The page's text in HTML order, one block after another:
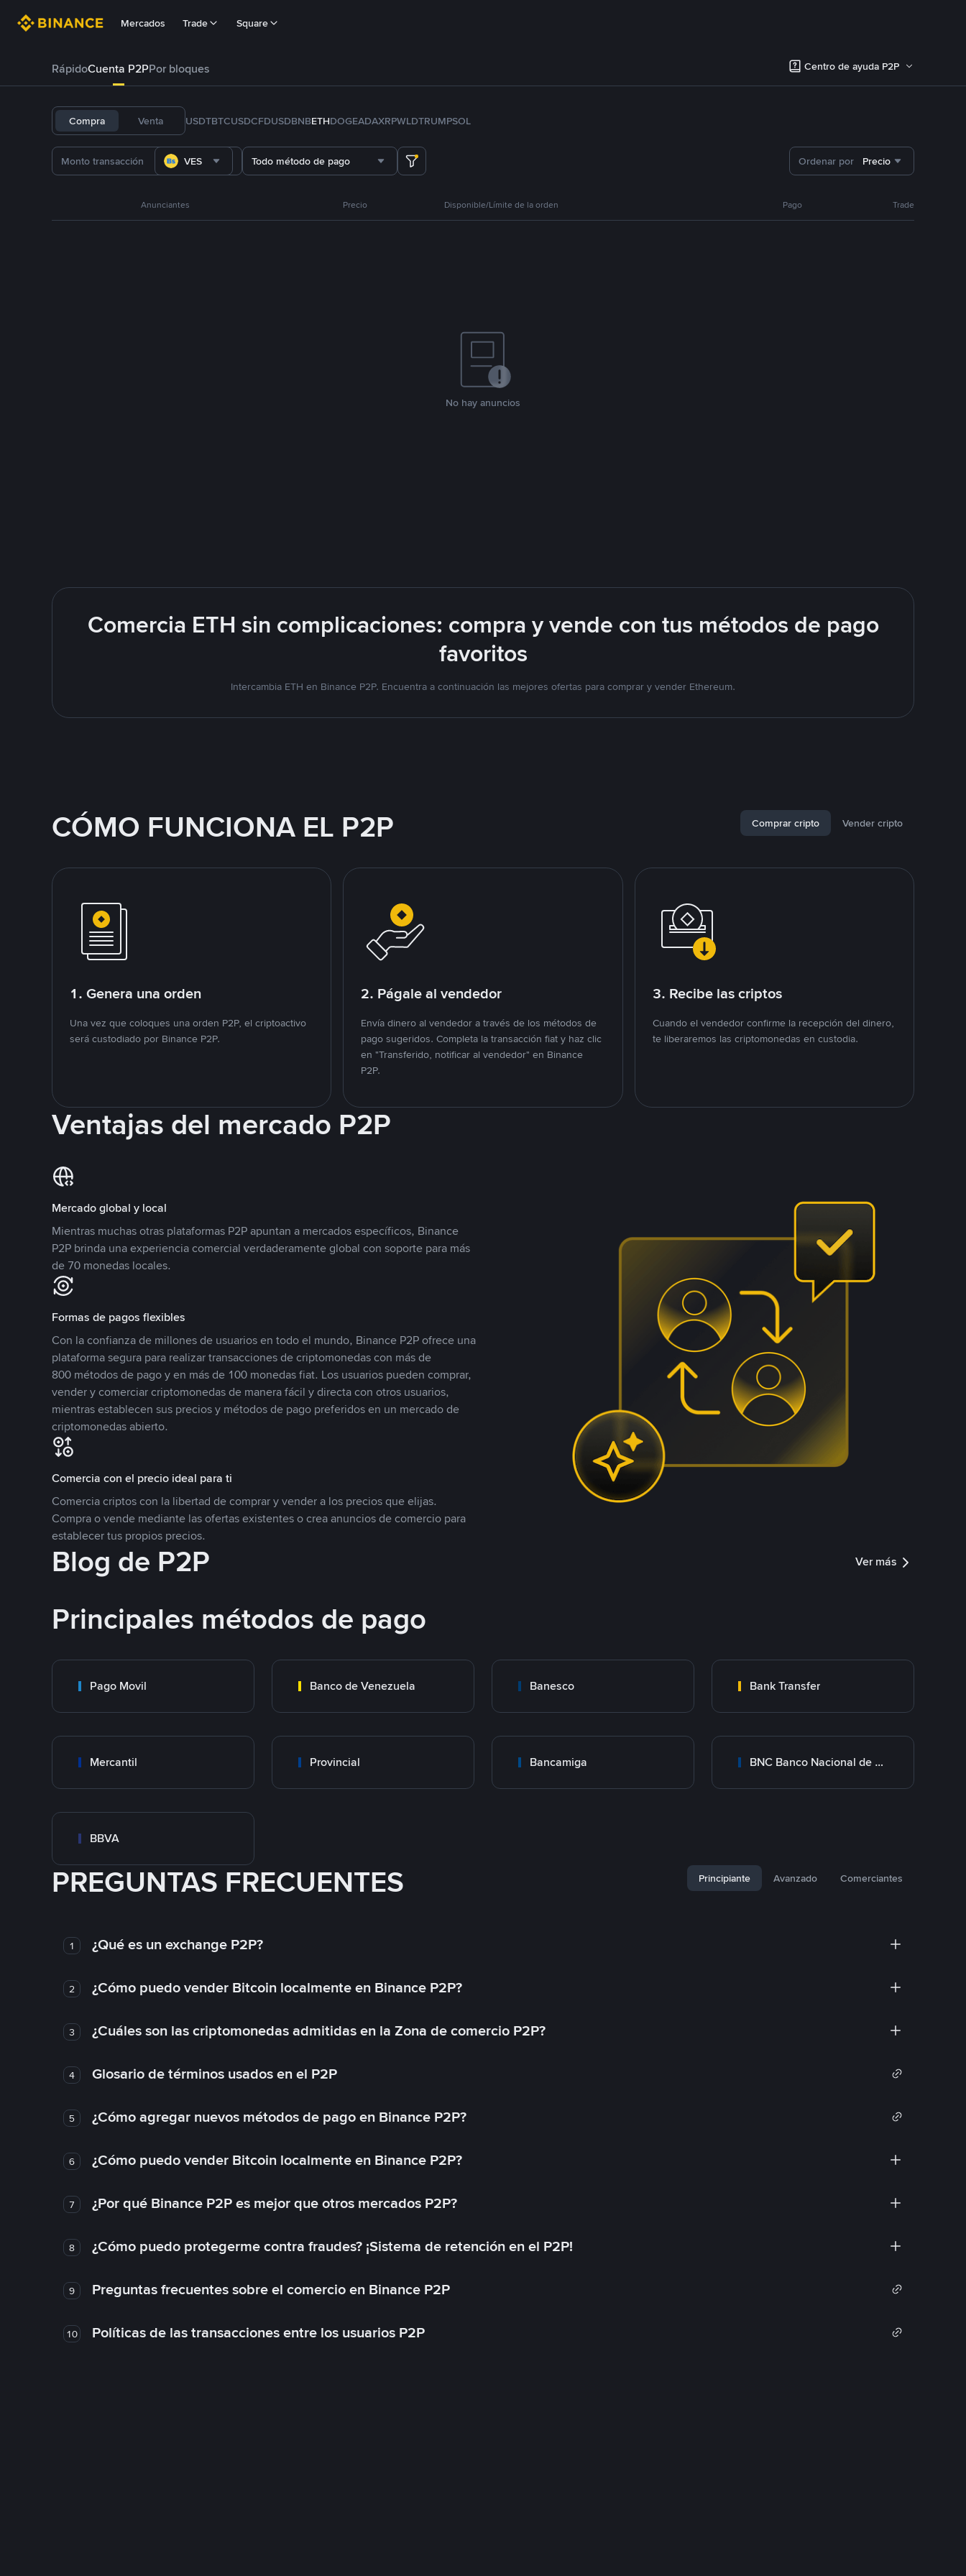
Mercados Trade Square
RápidoCuenta P2PPor bloques Centro de ayuda P2P
Compra Venta USDTBTCUSDCFDUSDBNBETHDOGEADAXRPWLDTRUMPSOL
VES Todo método de pago Ordenar por Precio
Anunciantes Precio Disponible/Límite de la orden Pago Trade
No hay anuncios
Comercia ETH sin complicaciones: compra y vende con tus métodos de pago
favoritos
Intercambia ETH en Binance P2P. Encuentra a continuación las mejores ofertas para comprar y vender Ethereum.
CÓMO FUNCIONA EL P2P Comprar cripto Vender cripto
1. Genera una orden
Una vez que coloques una orden P2P, el criptoactivo
será custodiado por Binance P2P.
2. Págale al vendedor
Envía dinero al vendedor a través de los métodos de
pago sugeridos. Completa la transacción fiat y haz clic
en "Transferido, notificar al vendedor" en Binance
P2P.
3. Recibe las criptos
Cuando el vendedor confirme la recepción del dinero,
te liberaremos las criptomonedas en custodia.
Ventajas del mercado P2P
Mercado global y local
Mientras muchas otras plataformas P2P apuntan a mercados específicos, Binance
P2P brinda una experiencia comercial verdaderamente global con soporte para más
de 70 monedas locales.
Formas de pagos flexibles
Con la confianza de millones de usuarios en todo el mundo, Binance P2P ofrece una
plataforma segura para realizar transacciones de criptomonedas con más de
800 métodos de pago y en más de 100 monedas fiat. Los usuarios pueden comprar,
vender y comerciar criptomonedas de manera fácil y directa con otros usuarios,
mientras establecen sus precios y métodos de pago preferidos en un mercado de
criptomonedas abierto.
Comercia con el precio ideal para ti
Comercia criptos con la libertad de comprar y vender a los precios que elijas.
Compra o vende mediante las ofertas existentes o crea anuncios de comercio para
establecer tus propios precios.
Blog de P2P Ver más
Principales métodos de pago
Pago Movil Banco de Venezuela Banesco Bank Transfer
Mercantil Provincial Bancamiga BNC Banco Nacional de Crédito
BBVA
PREGUNTAS FRECUENTES Principiante Avanzado Comerciantes
1 ¿Qué es un exchange P2P?
2 ¿Cómo puedo vender Bitcoin localmente en Binance P2P?
3 ¿Cuáles son las criptomonedas admitidas en la Zona de comercio P2P?
4 Glosario de términos usados en el P2P
5 ¿Cómo agregar nuevos métodos de pago en Binance P2P?
6 ¿Cómo puedo vender Bitcoin localmente en Binance P2P?
7 ¿Por qué Binance P2P es mejor que otros mercados P2P?
8 ¿Cómo puedo protegerme contra fraudes? ¡Sistema de retención en el P2P!
9 Preguntas frecuentes sobre el comercio en Binance P2P
10 Políticas de las transacciones entre los usuarios P2P